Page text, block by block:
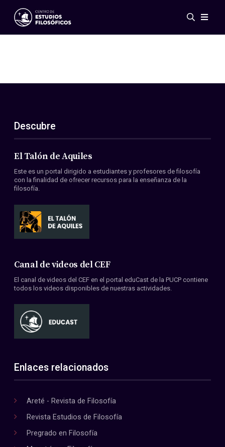
Eventos
ES
EN
Acerca de nosotros
Miembros
Convenios
Descubre
El Talón de Aquiles
Este es un portal dirigido a estudiantes y profesores de filosofía
con la finalidad de ofrecer recursos para la enseñanza de la
filosofía.
Canal de videos del CEF
El canal de videos del CEF en el portal eduCast de la PUCP contiene
todos los videos disponibles de nuestras actividades.
Enlaces relacionados
Areté - Revista de Filosofía
Revista Estudios de Filosofía
Pregrado en Filosofía